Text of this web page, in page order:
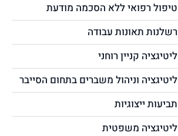
טיפול רפואי ללא הסכמה מודעת
רשלנות תאונות עבודה
ליטיגציה קניין רוחני
ליטיגציה וניהול משברים בתחום הסייבר
תביעות ייצוגיות
ליטיגציה משפטית